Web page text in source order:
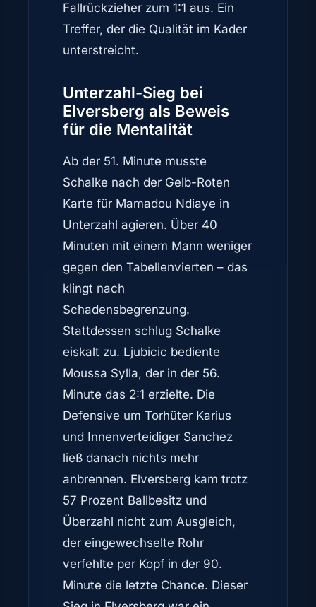
Fallrückzieher zum 1:1 aus. Ein
Treffer, der die Qualität im Kader
unterstreicht.
Unterzahl-Sieg bei
Elversberg als Beweis
für die Mentalität
Ab der 51. Minute musste
Schalke nach der Gelb-Roten
Karte für Mamadou Ndiaye in
Unterzahl agieren. Über 40
Minuten mit einem Mann weniger
gegen den Tabellenvierten – das
klingt nach
Schadensbegrenzung.
Stattdessen schlug Schalke
eiskalt zu. Ljubicic bediente
Moussa Sylla, der in der 56.
Minute das 2:1 erzielte. Die
Defensive um Torhüter Karius
und Innenverteidiger Sanchez
ließ danach nichts mehr
anbrennen. Elversberg kam trotz
57 Prozent Ballbesitz und
Überzahl nicht zum Ausgleich,
der eingewechselte Rohr
verfehlte per Kopf in der 90.
Minute die letzte Chance. Dieser